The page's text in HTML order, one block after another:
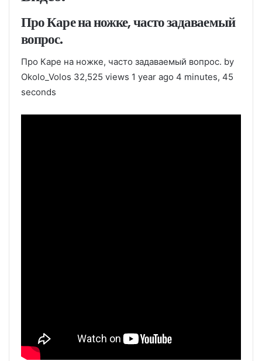
Про Каре на ножке, часто задаваемый
вопрос.
Про Каре на ножке, часто задаваемый вопрос. by
Okolo_Volos 32,525 views 1 year ago 4 minutes, 45
seconds